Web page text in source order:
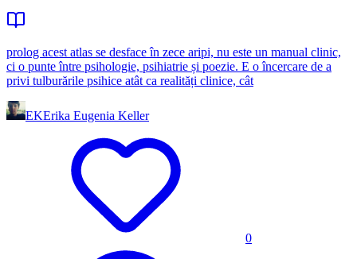
prolog acest atlas se desface în zece aripi, nu este un manual clinic,
ci o punte între psihologie, psihiatrie și poezie. E o încercare de a
privi tulburările psihice atât ca realități clinice, cât
EKErika Eugenia Keller
0